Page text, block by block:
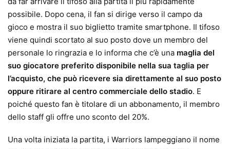
possibile. Dopo cena, il fan si dirige verso il campo da
gioco e mostra il suo biglietto tramite smartphone. Il tifoso
viene quindi scortato al suo posto dove un membro del
personale lo ringrazia e lo informa che c’è una maglia del
suo giocatore preferito disponibile nella sua taglia per
l’acquisto, che può ricevere sia direttamente al suo posto
oppure ritirare al centro commerciale dello stadio. E
poiché questo fan è titolare di un abbonamento, il membro
dello staff gli offre uno sconto del 20%.
Una volta iniziata la partita, i Warriors lampeggiano il nome